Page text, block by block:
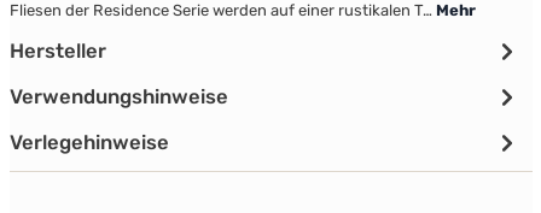
Fliesen der Residence Serie werden auf einer rustikalen T… Mehr
Hersteller
Verwendungshinweise
Verlegehinweise